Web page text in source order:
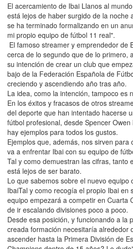
El acercamiento de Ibai Llanos al
está lejos de haber surgido de la noche
se ha terminado formalizando en un
mi propio equipo de fútbol 11 real".
El famoso streamer y emprendedor de
cerca de lo segundo que de lo primero,
su intención de crear un club que
bajo de la Federación Española de
creciendo y ascendiendo año tras año.
La idea, como la intención, tampoco es
En los éxitos y fracasos de otros
del deporte que han intentado hacerse
fútbol profesional, desde Spencer
hay ejemplos para todos los gustos.
Ejemplos que, además, nos sirven para
va a enfrentar Ibai con su equipo de
Tal y como demuestran las cifras, tanto
está lejos de ser barato.
Lo que sabemos sobre el nuevo equipo
IbaiTal y como recogía el propio Ibai en
equipo empezará a competir en Cuarta
de ir escalando divisiones poco a poco.
Desde esa posición, y funcionando a la
creada formación necesitaría alrededor
ascender hasta la Primera División de